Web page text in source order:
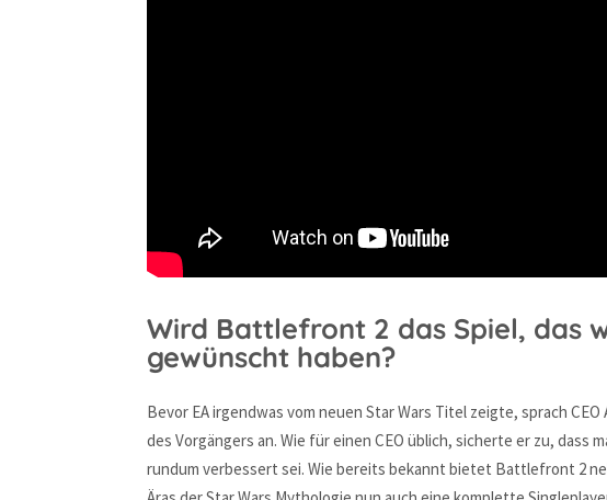
Wird Battlefront 2 das Spiel, das
gewünscht haben?
Bevor EA irgendwas vom neuen Star Wars Titel zeigte, sprach
des Vorgängers an. Wie für einen CEO üblich, sicherte er zu, dass
rundum verbessert sei. Wie bereits bekannt bietet Battlefront 2